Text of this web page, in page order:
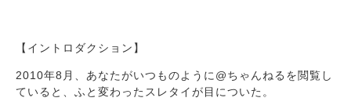
【イントロダクション】
2010年8月、あなたがいつものように@ちゃんねるを閲覧し
ていると、ふと変わったスレタイが目についた。